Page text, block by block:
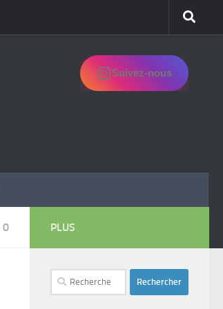
Suivez-nous
0 PLUS
Rechercher :